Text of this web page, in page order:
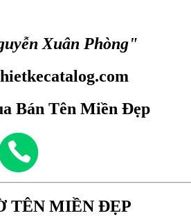
Xuân Phòng"
Bán Tên Miền Đẹp
TÊN MIỀN ĐẸP